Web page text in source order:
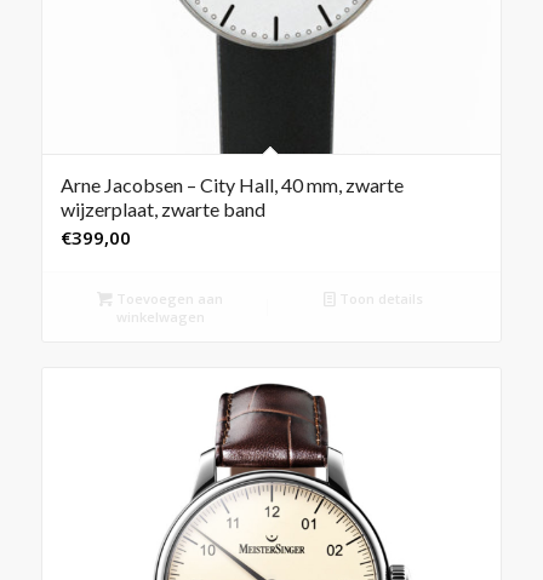
Arne Jacobsen – City Hall, 40 mm, zwarte
wijzerplaat, zwarte band
€399,00
Toevoegen aan
winkelwagen
Toon details